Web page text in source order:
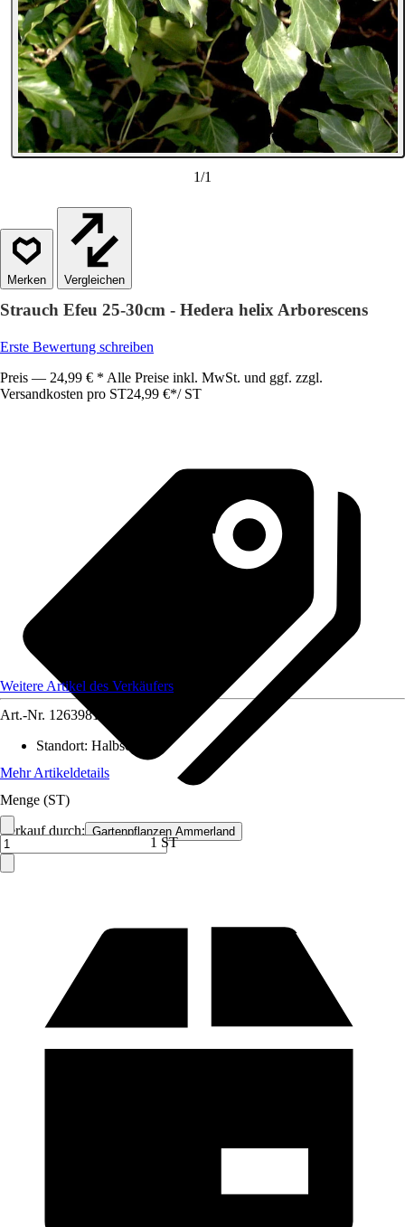
1/1
Vergleichen
Strauch Efeu 25-30cm - Hedera helix Arborescens
Erste Bewertung schreiben
Preis — 24,99 € * Alle Preise inkl. MwSt. und ggf. zzgl.
Versandkosten pro ST24,99 €*/ ST
Verkauf durch: Gartenpflanzen Ammerland
Weitere Artikel des Verkäufers
Art.-Nr. 12639814
Standort: Halbschatten
Mehr Artikeldetails
Menge (ST)
1 ST